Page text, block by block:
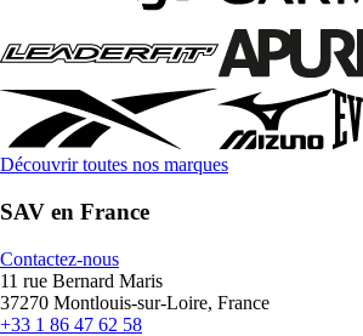
Découvrir toutes nos marques
SAV en France
Contactez-nous
11 rue Bernard Maris
37270 Montlouis-sur-Loire, France
+33 1 86 47 62 58